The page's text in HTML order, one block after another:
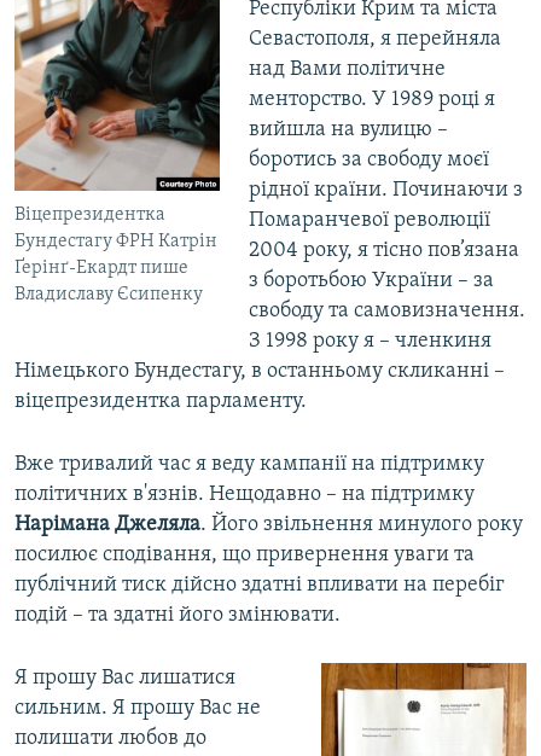
Віцепрезидентка
Бундестагу ФРН Катрін
Ґерінґ-Екардт пише
Владиславу Єсипенку
Республіки Крим та міста
Севастополя, я перейняла
над Вами політичне
менторство. У 1989 році я
вийшла на вулицю –
боротись за свободу моєї
рідної країни. Починаючи з
Помаранчевої революції
2004 року, я тісно пов’язана
з боротьбою України – за
свободу та самовизначення.
З 1998 року я – членкиня
Німецького Бундестагу, в останньому скликанні –
віцепрезидентка парламенту.
Вже тривалий час я веду кампанії на підтримку
політичних в'язнів. Нещодавно – на підтримку
Нарімана Джеляла. Його звільнення минулого року
посилює сподівання, що привернення уваги та
публічний тиск дійсно здатні впливати на перебіг
подій – та здатні його змінювати.
Я прошу Вас лишатися
сильним. Я прошу Вас не
полишати любов до